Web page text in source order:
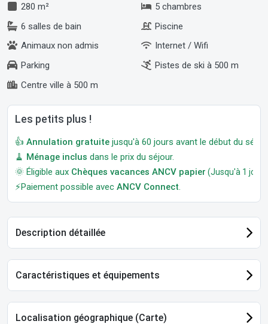
280 m²
5 chambres
6 salles de bain
Piscine
Animaux non admis
Internet / Wifi
Parking
Pistes de ski à 500 m
Centre ville à 500 m
Les petits plus !
👍 Annulation gratuite jusqu'à 60 jours avant le début du
🧹 Ménage inclus dans le prix du séjour.
🌞 Éligible aux Chèques vacances ANCV papier (Jusqu'à 1 jour
⚡Paiement possible avec ANCV Connect
Description détaillée
Caractéristiques et équipements
Localisation géographique (Carte)